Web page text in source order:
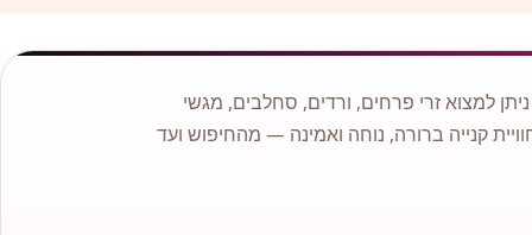
למצוא זרי פרחים, ורדים, סחלבים, מגשי
קנייה ברורה, נוחה ואמינה — מהחיפוש ועד